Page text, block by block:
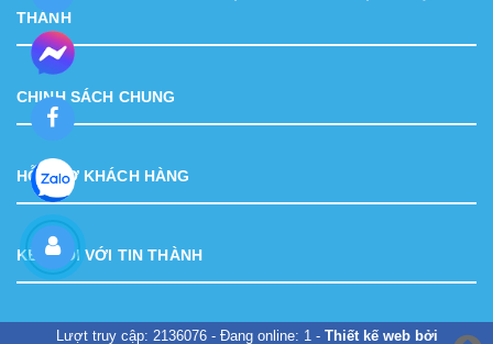
THÀNH
CHINH SÁCH CHUNG
HỖ TRỢ KHÁCH HÀNG
KẾT NỐI VỚI TIN THÀNH
Lượt truy cập: 2136076 - Đang online: 1 - Thiết kế web bởi